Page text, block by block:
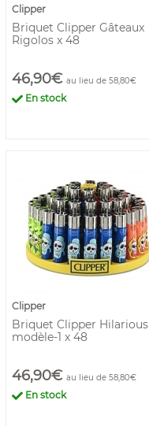
Clipper
Briquet Clipper Gâteaux
Rigolos x 48
46,90€ au lieu de 58,80€
En stock
Clipper
Briquet Clipper Hilarious
modèle-1 x 48
46,90€ au lieu de 58,80€
En stock